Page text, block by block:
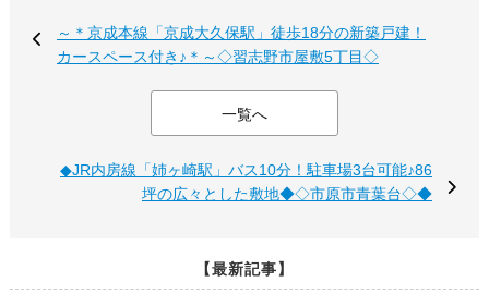
～＊京成本線「京成大久保駅」徒歩18分の新築戸建！
カースペース付き♪＊～◇習志野市屋敷5丁目◇
一覧へ
◆JR内房線「姉ヶ崎駅」バス10分！駐車場3台可能♪86
坪の広々とした敷地◆◇市原市青葉台◇◆
【最新記事】